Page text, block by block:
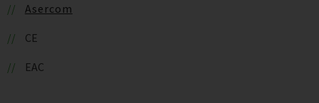
Asercom
CE
EAC